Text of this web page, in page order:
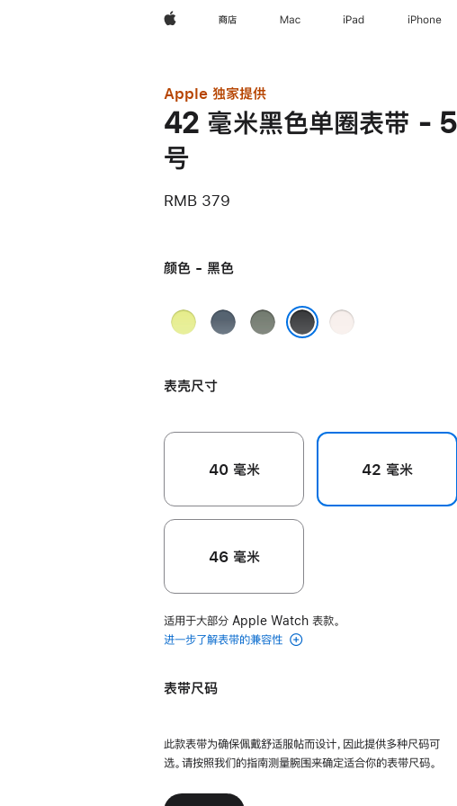
Apple 商店 Mac iPad iPhone
Apple 独家提供
42 毫米黑色单圈表带 - 5
号
RMB 379
颜色 - 黑色
霓
色
铁
色
灰
淡
表壳尺寸
40 毫米 42 毫米
46 毫米
适用于大部分 Apple Watch 表款。
进一步了解表带的兼容性
表带尺码
此款表带为确保佩戴舒适服帖而设计，因此提供多种尺码可
选。请按照我们的指南测量腕围来确定适合你的表带尺码。